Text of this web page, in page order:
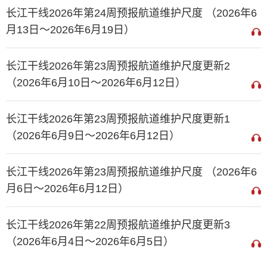
长江干线2026年第24周预报航道维护尺度 （2026年6
月13日～2026年6月19日）
长江干线2026年第23周预报航道维护尺度更新2
（2026年6月10日～2026年6月12日）
长江干线2026年第23周预报航道维护尺度更新1
（2026年6月9日～2026年6月12日）
长江干线2026年第23周预报航道维护尺度 （2026年6
月6日～2026年6月12日）
长江干线2026年第22周预报航道维护尺度更新3
（2026年6月4日～2026年6月5日）